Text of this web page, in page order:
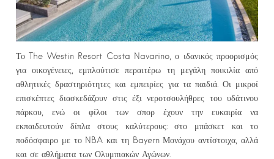
Το The Westin Resort Costa Navarino, ο ιδανικός προορισμός
για οικογένειες, εμπλούτισε περαιτέρω τη μεγάλη ποικιλία από
αθλητικές δραστηριότητες και εμπειρίες για τα παιδιά. Οι μικροί
επισκέπτες διασκεδάζουν στις έξι νεροτσουλήθρες του υδάτινου
πάρκου, ενώ οι φίλοι των σπορ έχουν την ευκαιρία να
εκπαιδευτούν δίπλα στους καλύτερους: στο μπάσκετ και το
ποδόσφαιρο με το NBA και τη Bayern Μονάχου αντίστοιχα, αλλά
και σε αθλήματα των Ολυμπιακών Αγώνων.